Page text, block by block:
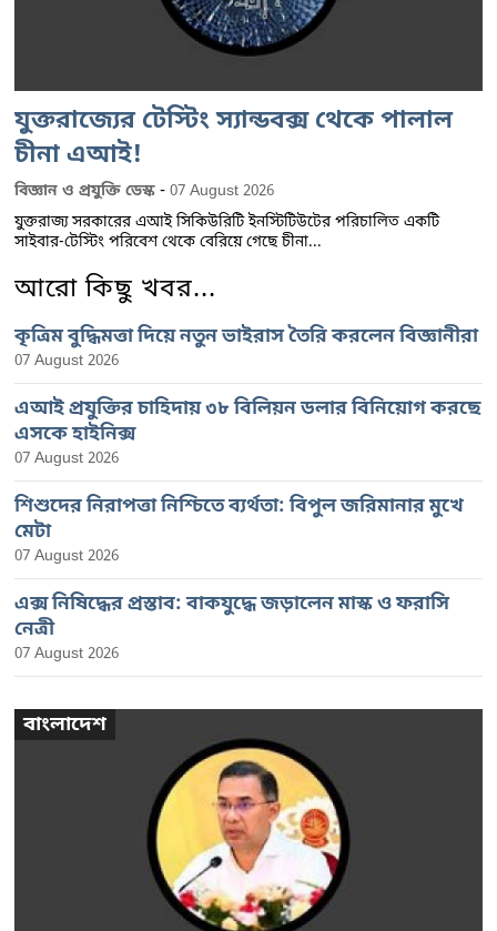
যুক্তরাজ্যের টেস্টিং স্যান্ডবক্স থেকে পালাল
চীনা এআই!
বিজ্ঞান ও প্রযুক্তি ডেস্ক - 07 August 2026
যুক্তরাজ্য সরকারের এআই সিকিউরিটি ইনস্টিটিউটের পরিচালিত একটি
সাইবার-টেস্টিং পরিবেশ থেকে বেরিয়ে গেছে চীনা...
আরো কিছু খবর...
কৃত্রিম বুদ্ধিমত্তা দিয়ে নতুন ভাইরাস তৈরি করলেন বিজ্ঞানীরা
07 August 2026
এআই প্রযুক্তির চাহিদায় ৩৮ বিলিয়ন ডলার বিনিয়োগ করছে
এসকে হাইনিক্স
07 August 2026
শিশুদের নিরাপত্তা নিশ্চিতে ব্যর্থতা: বিপুল জরিমানার মুখে
মেটা
07 August 2026
এক্স নিষিদ্ধের প্রস্তাব: বাকযুদ্ধে জড়ালেন মাস্ক ও ফরাসি
নেত্রী
07 August 2026
বাংলাদেশ